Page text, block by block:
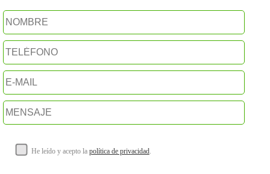
He leído y acepto la política de privacidad.